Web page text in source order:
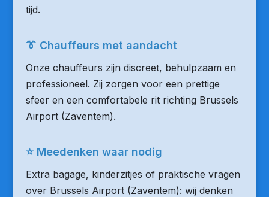
tijd.
👔 Chauffeurs met aandacht
Onze chauffeurs zijn discreet, behulpzaam en
professioneel. Zij zorgen voor een prettige
sfeer en een comfortabele rit richting Brussels
Airport (Zaventem).
⭐ Meedenken waar nodig
Extra bagage, kinderzitjes of praktische vragen
over Brussels Airport (Zaventem): wij denken